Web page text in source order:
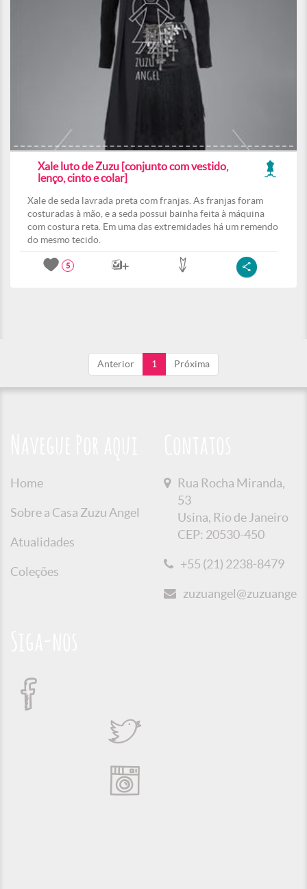
Xale luto de Zuzu [conjunto com vestido,
lenço, cinto e colar]
Xale de seda lavrada preta com franjas. As franjas foram
costuradas à mão, e a seda possui bainha feita à máquina
com costura reta. Em uma das extremidades há um remendo
do mesmo tecido.
5
Anterior 1 Próxima
Home
Sobre a Casa Zuzu Angel
Atualidades
Coleções
Rua Rocha Miranda,
53
Usina, Rio de Janeiro
CEP: 20530-450
+55 (21) 2238-8479